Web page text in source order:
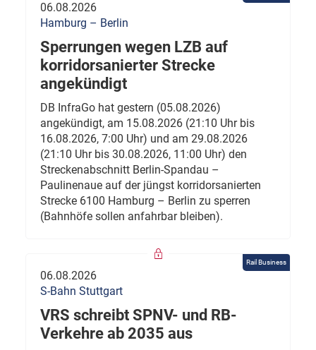
06.08.2026
Hamburg – Berlin
Sperrungen wegen LZB auf
korridorsanierter Strecke
angekündigt
DB InfraGo hat gestern (05.08.2026)
angekündigt, am 15.08.2026 (21:10 Uhr bis
16.08.2026, 7:00 Uhr) und am 29.08.2026
(21:10 Uhr bis 30.08.2026, 11:00 Uhr) den
Streckenabschnitt Berlin-Spandau –
Paulinenaue auf der jüngst korridorsanierten
Strecke 6100 Hamburg – Berlin zu sperren
(Bahnhöfe sollen anfahrbar bleiben).
Rail Business
06.08.2026
S-Bahn Stuttgart
VRS schreibt SPNV- und RB-
Verkehre ab 2035 aus